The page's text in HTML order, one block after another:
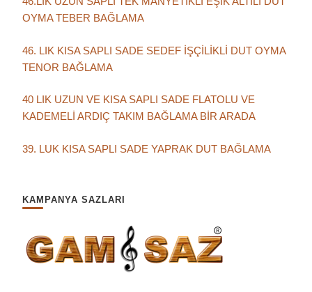
OYMA TEBER BAĞLAMA
46. LIK KISA SAPLI SADE SEDEF İŞÇİLİKLİ DUT OYMA
TENOR BAĞLAMA
40 LIK UZUN VE KISA SAPLI SADE FLATOLU VE
KADEMELİ ARDIÇ TAKIM BAĞLAMA BİR ARADA
39. LUK KISA SAPLI SADE YAPRAK DUT BAĞLAMA
KAMPANYA SAZLARI